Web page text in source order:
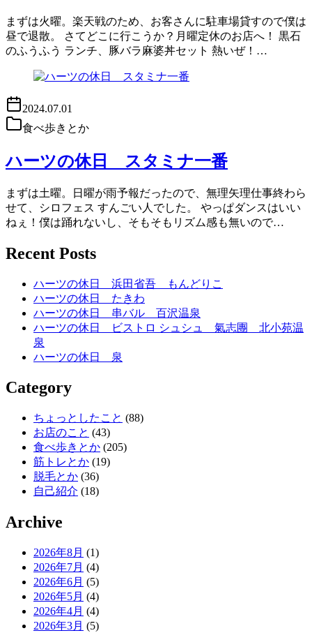
まずは火曜。楽天戦のため、お客さんに駐車場貸すので僕は
昼で退散。 さてどこに行こうか？月曜定休のお店へ！ 黒石
のふうふう ランチ、豚バラ麻婆丼セット 熱いぜ！…
2024.07.01
食べ歩きとか
ハーツの休日 スタミナ一番
まずは土曜。日曜が雨予報だったので、無理矢理仕事終わら
せて、シロフェス すんごい人でした。 やっぱダンスはいい
ねぇ！僕は踊れないし、そもそもリズム感も無いので…
Recent Posts
ハーツの休日 浜田省吾 もんどりこ
ハーツの休日 たきわ
ハーツの休日 串バル 百沢温泉
ハーツの休日 ビストロ シュシュ 氣志團 北小苑温
泉
ハーツの休日 泉
Category
ちょっとしたこと (88)
お店のこと (43)
食べ歩きとか (205)
筋トレとか (19)
脱毛とか (36)
自己紹介 (18)
Archive
2026年8月 (1)
2026年7月 (4)
2026年6月 (5)
2026年5月 (4)
2026年4月 (4)
2026年3月 (5)